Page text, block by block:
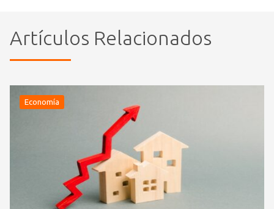
Artículos Relacionados
Economía